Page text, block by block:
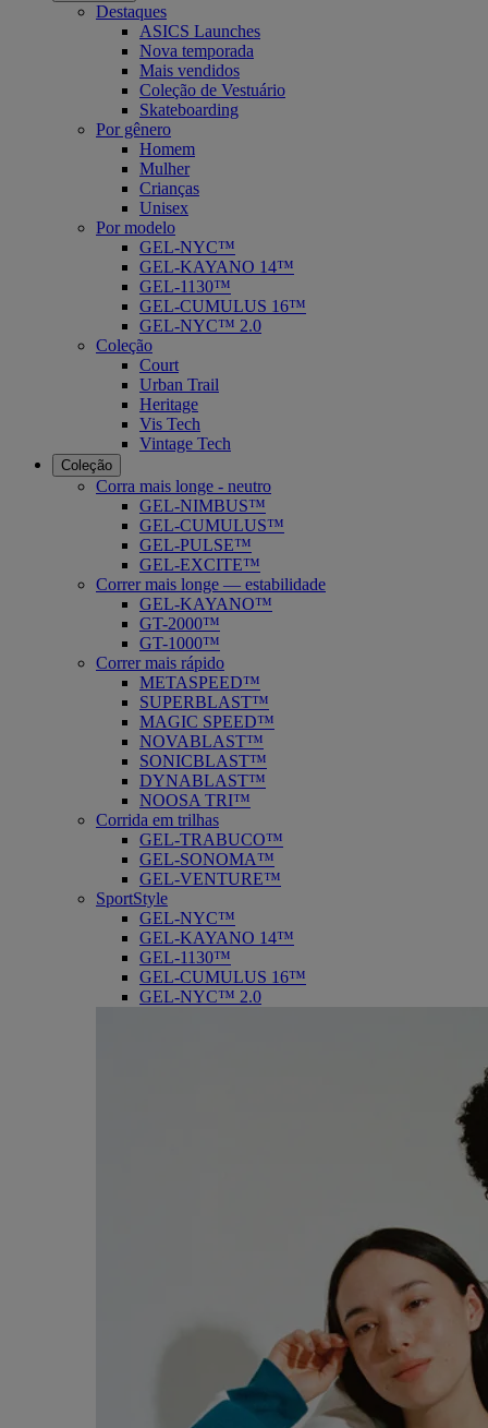
Destaques
ASICS Launches
Nova temporada
Mais vendidos
Coleção de Vestuário
Skateboarding
Por gênero
Homem
Mulher
Crianças
Unisex
Por modelo
GEL-NYC™
GEL-KAYANO 14™
GEL-1130™
GEL-CUMULUS 16™
GEL-NYC™ 2.0
Coleção
Court
Urban Trail
Heritage
Vis Tech
Vintage Tech
Coleção
Corra mais longe - neutro
GEL-NIMBUS™
GEL-CUMULUS™
GEL-PULSE™
GEL-EXCITE™
Correr mais longe — estabilidade
GEL-KAYANO™
GT-2000™
GT-1000™
Correr mais rápido
METASPEED™
SUPERBLAST™
MAGIC SPEED™
NOVABLAST™
SONICBLAST™
DYNABLAST™
NOOSA TRI™
Corrida em trilhas
GEL-TRABUCO™
GEL-SONOMA™
GEL-VENTURE™
SportStyle
GEL-NYC™
GEL-KAYANO 14™
GEL-1130™
GEL-CUMULUS 16™
GEL-NYC™ 2.0